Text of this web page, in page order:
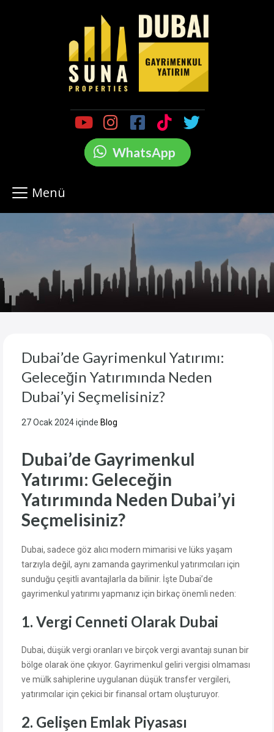
WhatsApp
Menü
Dubai’de Gayrimenkul Yatırımı:
Geleceğin Yatırımında Neden
Dubai’yi Seçmelisiniz?
27 Ocak 2024içinde Blog
Dubai’de Gayrimenkul
Yatırımı: Geleceğin
Yatırımında Neden Dubai’yi
Seçmelisiniz?
Dubai, sadece göz alıcı modern mimarisi ve lüks yaşam
tarzıyla değil, aynı zamanda gayrimenkul yatırımcıları için
sunduğu çeşitli avantajlarla da bilinir. İşte Dubai’de
gayrimenkul yatırımı yapmanız için birkaç önemli neden:
1. Vergi Cenneti Olarak Dubai
Dubai, düşük vergi oranları ve birçok vergi avantajı sunan bir
bölge olarak öne çıkıyor. Gayrimenkul geliri vergisi olmaması
ve mülk sahiplerine uygulanan düşük transfer vergileri,
yatırımcılar için çekici bir finansal ortam oluşturuyor.
2. Gelişen Emlak Piyasası